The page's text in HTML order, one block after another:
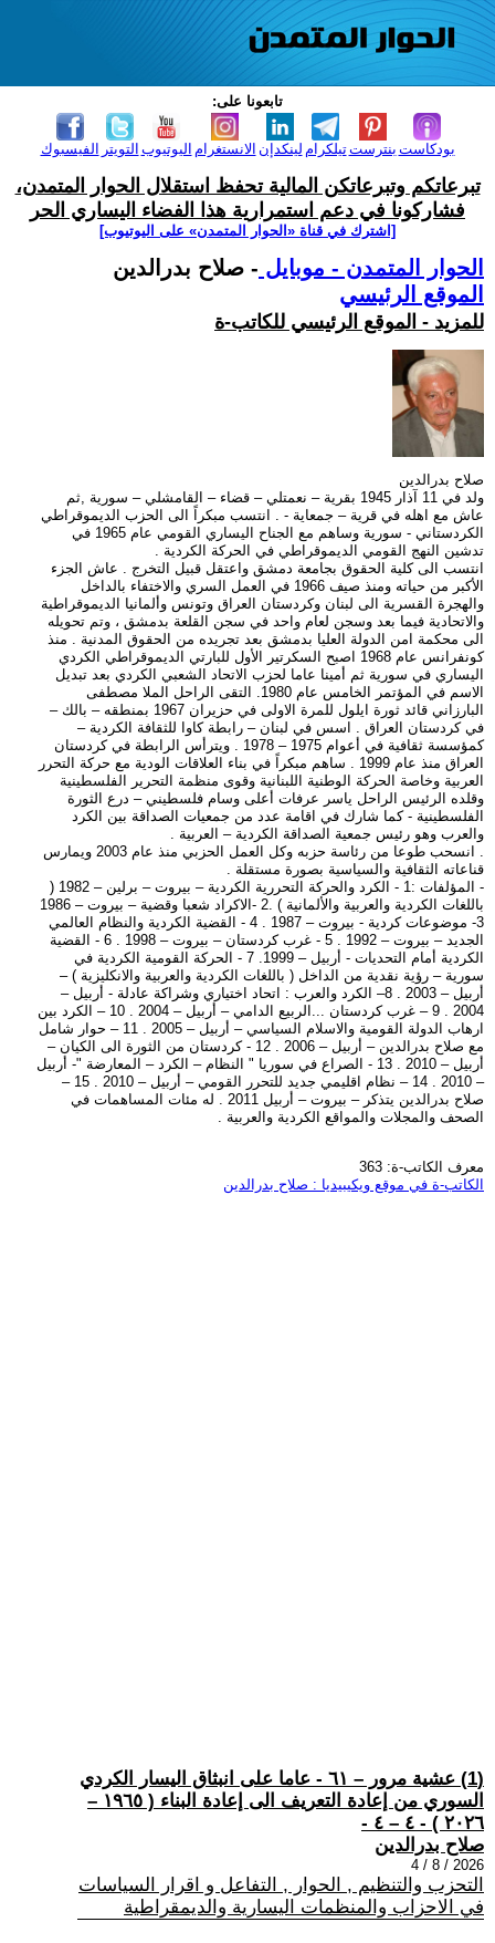
تابعونا على:
الفيسبوك التويتر اليوتيوب الانستغرام لينكدإن تيلكرامبنترست بودكاست
تبرعاتكم وتبرعاتكن المالية تحفظ استقلال الحوار المتمدن،
فشاركونا في دعم استمرارية هذا الفضاء اليساري الحر
[اشترك في قناة ‫«الحوار المتمدن» على اليوتيوب]
الحوار المتمدن - موبايل - صلاح بدرالدين
الموقع الرئيسي
للمزيد - الموقع الرئيسي للكاتب-ة
صلاح بدرالدين
ولد في 11 آذار 1945 بقرية – نعمتلي – قضاء – القامشلي – سورية ,ثم
عاش مع اهله في قرية – جمعاية - . انتسب مبكراً الى الحزب الديموقراطي
الكردستاني - سورية وساهم مع الجناح اليساري القومي عام 1965 في
تدشين النهج القومي الديموقراطي في الحركة الكردية .
انتسب الى كلية الحقوق بجامعة دمشق واعتقل قبيل التخرج . عاش الجزء
الأكبر من حياته ومنذ صيف 1966 في العمل السري والاختفاء بالداخل
والهجرة القسرية الى لبنان وكردستان العراق وتونس وألمانيا الديموقراطية
والاتحادية فيما بعد وسجن لعام واحد في سجن القلعة بدمشق ، وتم تحويله
الى محكمة امن الدولة العليا بدمشق بعد تجريده من الحقوق المدنية . منذ
كونفرانس عام 1968 اصبح السكرتير الأول للبارتي الديموقراطي الكردي
اليساري في سورية ثم أمينا عاما لحزب الاتحاد الشعبي الكردي بعد تبديل
الاسم في المؤتمر الخامس عام 1980. التقى الراحل الملا مصطفى
البارزاني قائد ثورة ايلول للمرة الاولى في حزيران 1967 بمنطقه – بالك –
في كردستان العراق . اسس في لبنان – رابطة كاوا للثقافة الكردية –
كمؤسسة ثقافية في أعوام 1975 – 1978 . ويترأس الرابطة في كردستان
العراق منذ عام 1999 . ساهم مبكراً في بناء العلاقات الودية مع حركة التحرر
العربية وخاصة الحركة الوطنية اللبنانية وقوى منظمة التحرير الفلسطينية
وقلده الرئيس الراحل ياسر عرفات أعلى وسام فلسطيني – درع الثورة
الفلسطينية - كما شارك في اقامة عدد من جمعيات الصداقة بين الكرد
والعرب وهو رئيس جمعية الصداقة الكردية – العربية .
. انسحب طوعا من رئاسة حزبه وكل العمل الحزبي منذ عام 2003 ويمارس
قناعاته الثقافية والسياسية بصورة مستقلة .
- المؤلفات :1 - الكرد والحركة التحررية الكردية – بيروت – برلين – 1982 (
باللغات الكردية والعربية والألمانية ) .2 -الاكراد شعبا وقضية – بيروت – 1986
3- موضوعات كردية - بيروت – 1987 . 4 - القضية الكردية والنظام العالمي
الجديد – بيروت – 1992 . 5 - غرب كردستان – بيروت – 1998 . 6 - القضية
الكردية أمام التحديات - أربيل – 1999. 7 - الحركة القومية الكردية في
سورية – رؤية نقدية من الداخل ( باللغات الكردية والعربية والانكليزية ) –
أربيل – 2003 . 8– الكرد والعرب : اتحاد اختياري وشراكة عادلة - أربيل –
2004 . 9 – غرب كردستان ...الربيع الدامي – أربيل – 2004 . 10 – الكرد بين
ارهاب الدولة القومية والاسلام السياسي – أربيل – 2005 . 11 – حوار شامل
مع صلاح بدرالدين – أربيل – 2006 . 12 - كردستان من الثورة الى الكيان –
أربيل – 2010 . 13 - الصراع في سوريا " النظام – الكرد – المعارضة "- أربيل
– 2010 . 14 – نظام اقليمي جديد للتحرر القومي – أربيل – 2010 . 15 –
صلاح بدرالدين يتذكر – بيروت – أربيل 2011 . له مئات المساهمات في
الصحف والمجلات والمواقع الكردية والعربية .
معرف الكاتب-ة: 363
الكاتب-ة في موقع ويكيبيديا : صلاح بدرالدين
(1) عشية مرور – ٦١ - عاما على انبثاق اليسار الكردي
السوري من إعادة التعريف الى إعادة البناء ( ١٩٦٥ –
٢٠٢٦ ) - ٤ – ٤ -
صلاح بدرالدين
2026 / 8 / 4
التحزب والتنظيم , الحوار , التفاعل و اقرار السياسات
في الاحزاب والمنظمات اليسارية والديمقراطية